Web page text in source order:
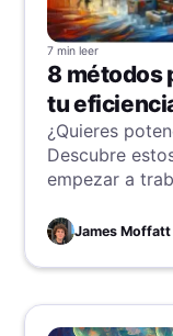
7 min leer
8 métodos
tu
¿Quieres
Descubre
empezar a
éxito y
un abrir y
James Moffatt